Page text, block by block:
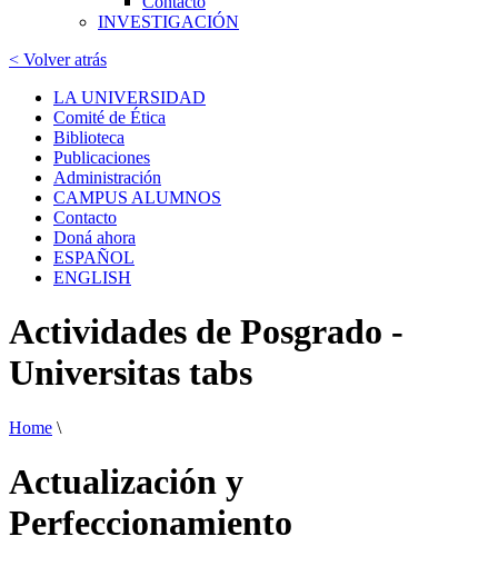
INVESTIGACIÓN
< Volver atrás
LA UNIVERSIDAD
Comité de Ética
Biblioteca
Publicaciones
Administración
CAMPUS ALUMNOS
Contacto
Doná ahora
ESPAÑOL
ENGLISH
Actividades de Posgrado -
Universitas tabs
Home \
Actualización y
Perfeccionamiento